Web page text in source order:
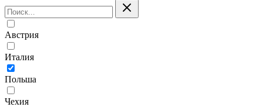
Австрия
Италия
Польша
Чехия